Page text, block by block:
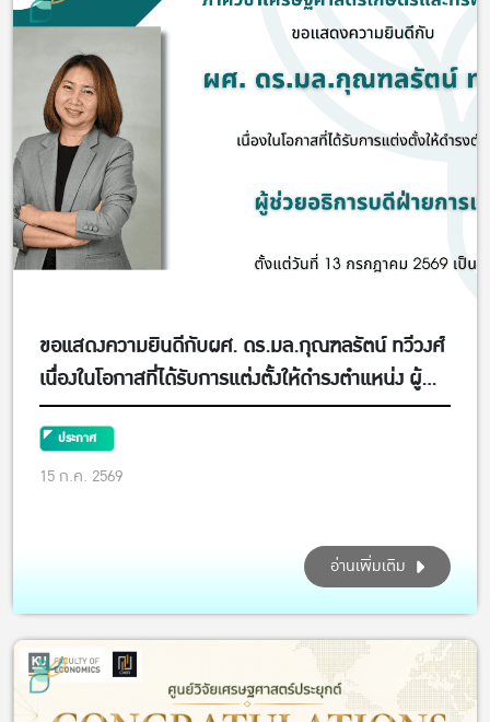
ขอแสดงความยินดีกับผศ. ดร.มล.กุณฑลรัตน์ ทวีวงศ์
เนื่องในโอกาสที่ได้รับการแต่งตั้งให้ดำรงตำแหน่ง ผู้
ช่วยอธิการบดีฝ่ายการเงิน
ประกาศ
15 ก.ค. 2569
อ่านเพิ่มเติม